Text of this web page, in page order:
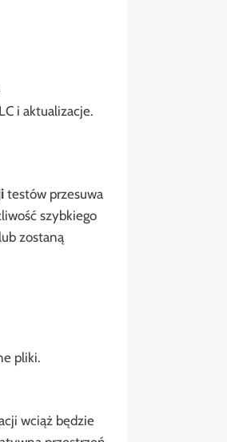
i aktualizacje.
testów przesuwa
szybkiego
zostaną
pliki.
wciąż będzie